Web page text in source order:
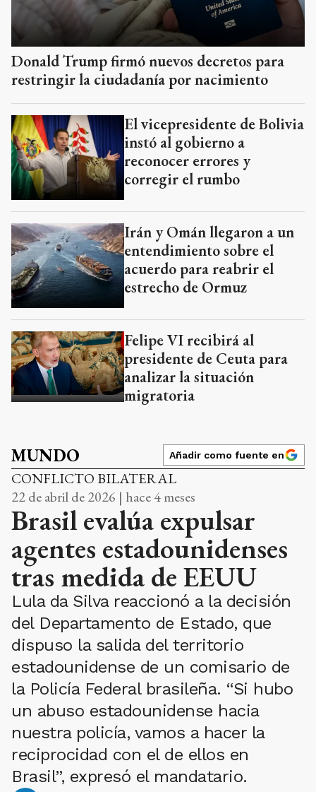
Donald Trump firmó nuevos decretos para
restringir la ciudadanía por nacimiento
El vicepresidente de Bolivia
instó al gobierno a
reconocer errores y
corregir el rumbo
Irán y Omán llegaron a un
entendimiento sobre el
acuerdo para reabrir el
estrecho de Ormuz
Felipe VI recibirá al
presidente de Ceuta para
analizar la situación
migratoria
MUNDO Añadir como fuente en
CONFLICTO BILATERAL
22 de abril de 2026 | hace 4 meses
Brasil evalúa expulsar
agentes estadounidenses
tras medida de EEUU
Lula da Silva reaccionó a la decisión
del Departamento de Estado, que
dispuso la salida del territorio
estadounidense de un comisario de
la Policía Federal brasileña. “Si hubo
un abuso estadounidense hacia
nuestra policía, vamos a hacer la
reciprocidad con el de ellos en
Brasil”, expresó el mandatario.